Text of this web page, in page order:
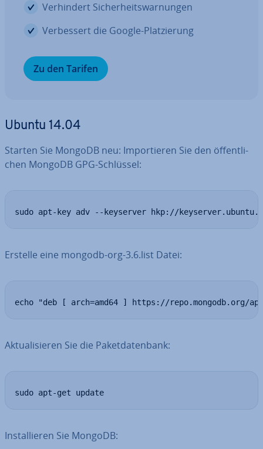
Ver­hin­dert Si­cher­heits­war­nun­gen
Ver­bes­sert die Google-Plat­zie­rung
Zu den Tarifen
Ubuntu 14.04
Starten Sie MongoDB neu: Im­por­tie­ren Sie den öf­fent­li­
chen MongoDB GPG-Schlüssel:
sudo apt-key adv --keyserver hkp://
Erstelle eine mongodb-org-3.6.list Datei:
echo "deb [ arch=amd64 ] https://
Ak­tua­li­sie­ren Sie die Pa­ket­da­ten­bank:
sudo apt-get update
In­stal­lie­ren Sie MongoDB: